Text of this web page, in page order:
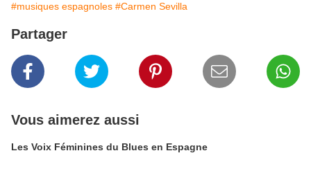
#musiques espagnoles #Carmen Sevilla
Partager
Vous aimerez aussi
Les Voix Féminines du Blues en Espagne